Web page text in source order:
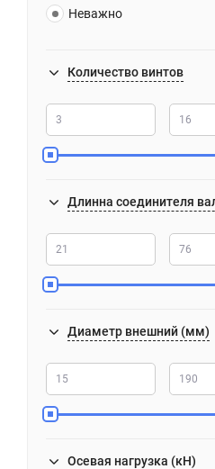
Неважно
Количество винтов
Длинна соединителя
Диаметр внешний (мм)
Осевая нагрузка (кН)